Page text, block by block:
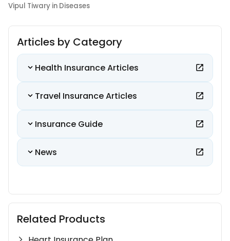
Vipul Tiwary in Diseases
Articles by Category
Health Insurance Articles
Travel Insurance Articles
Insurance Guide
News
Related Products